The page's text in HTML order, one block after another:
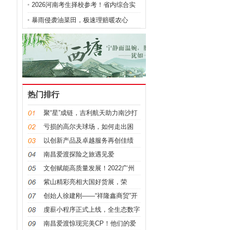
人寿财险上饶中支积极开展 7・8 全国
保险公众宣传日活动
2026河南考生择校参考！省内综合实
力出众的公办本科院校详解
暴雨侵袭油菜田，极速理赔暖农心
热门排行
聚“星”成链，吉利航天助力南沙打
造中国航天第三极
亏损的高尔夫球场，如何走出困
境？
以创新产品及卓越服务再创佳绩
——富卫于“香港保险业大奖
2023”荣获六项殊荣
南昌爱渡探险之旅遇见爱
文创赋能高质量发展！2022广州
市南沙区第二届文创大赛颁奖典礼
圆满举办
紫山精彩亮相大国好货展，荣
获“大国好货·2023年度品牌企业”称
号
创始人徐建刚——“祥隆鑫商贸”开
启品质生活新纪元
虔薪小程序正式上线，全生态数字
化赋能本地实体商家免费获客新纪
南昌爱渡惊现完美CP！他们的爱